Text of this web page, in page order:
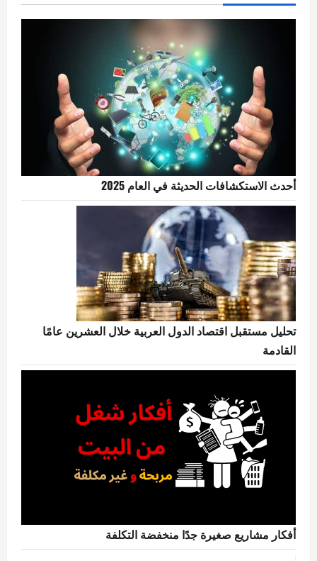
أحدث الاستكشافات الحديثة في العام 2025
تحليل مستقبل اقتصاد الدول العربية خلال العشرين عامًا
القادمة
أفكار مشاريع صغيرة جدًا منخفضة التكلفة